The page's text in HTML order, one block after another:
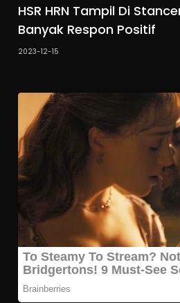
HSR HRN Tampil Di
Banyak Respon Positif
2023-12-15